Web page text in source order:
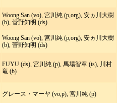
Woong San (vo), 宮川純 (p,org), 安ヵ川大樹
(b), 菅野知明 (ds)
Woong San (vo), 宮川純 (p,org), 安ヵ川大樹
(b), 菅野知明 (ds)
FUYU (ds), 宮川純 (p), 馬場智章 (ts), 川村
竜 (b)
グレース・マーヤ (vo,p), 宮川純 (p)